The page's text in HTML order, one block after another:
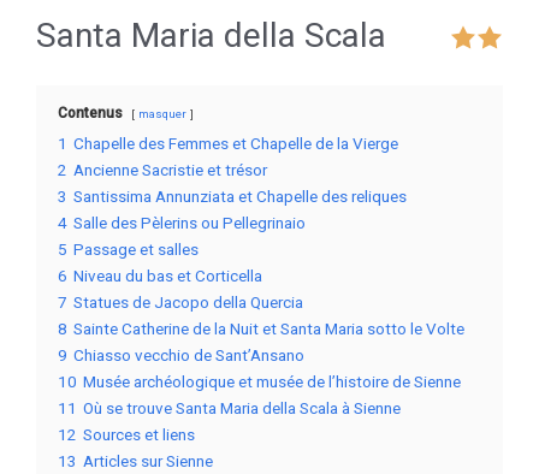
Santa Maria della Scala
Contenus masquer
1 Chapelle des Femmes et Chapelle de la Vierge
2 Ancienne Sacristie et trésor
3 Santissima Annunziata et Chapelle des reliques
4 Salle des Pèlerins ou Pellegrinaio
5 Passage et salles
6 Niveau du bas et Corticella
7 Statues de Jacopo della Quercia
8 Sainte Catherine de la Nuit et Santa Maria sotto le Volte
9 Chiasso vecchio de Sant’Ansano
10 Musée archéologique et musée de l’histoire de Sienne
11 Où se trouve Santa Maria della Scala à Sienne
12 Sources et liens
13 Articles sur Sienne